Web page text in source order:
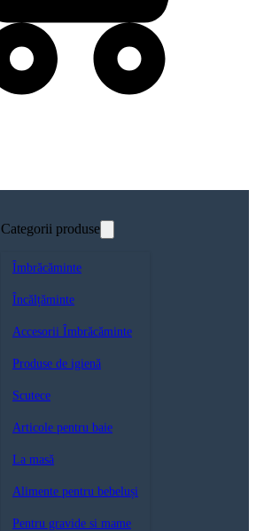
Categorii produse
Îmbrăcăminte
Încălțăminte
Accesorii Îmbrăcăminte
Produse de igienă
Scutece
Articole pentru baie
La masă
Alimente pentru bebeluși
Pentru gravide si mame